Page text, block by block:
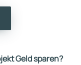
Geld sparen?